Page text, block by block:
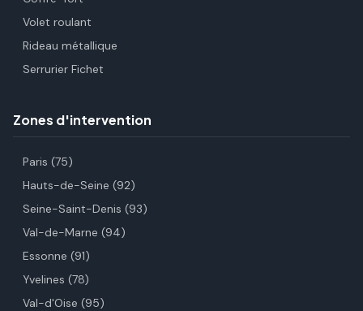
Volet roulant
Rideau métallique
Serrurier Fichet
Zones d'intervention
Paris (75)
Hauts-de-Seine (92)
Seine-Saint-Denis (93)
Val-de-Marne (94)
Essonne (91)
Yvelines (78)
Val-d'Oise (95)